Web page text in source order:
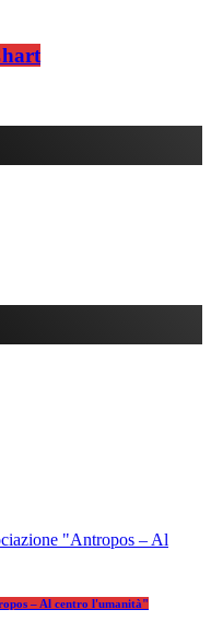
– Al centro l'umanità"